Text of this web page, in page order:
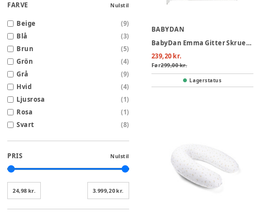
FARVE Nulstil
Beige (9)
Blå
(3)
Brun
(5)
Grön
(4)
Grå
(9)
Hvid
(4)
Ljusrosa
(1)
Rosa
(1)
Svart
(8)
PRIS Nulstil
24,98 kr. 3.999,20 kr.
BABYDAN
BabyDan Emma Gitter Skruemonteret
239,20 kr.
Før299,00 kr.
Lagerstatus